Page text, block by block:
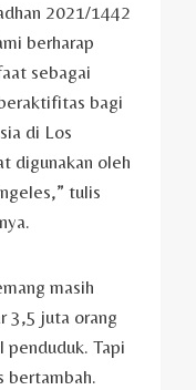
2021/1442
berharap
sebagai
bagi
di Los
digunakan oleh
tulis
masih
3,5 juta orang
penduduk. Tapi
bertambah.